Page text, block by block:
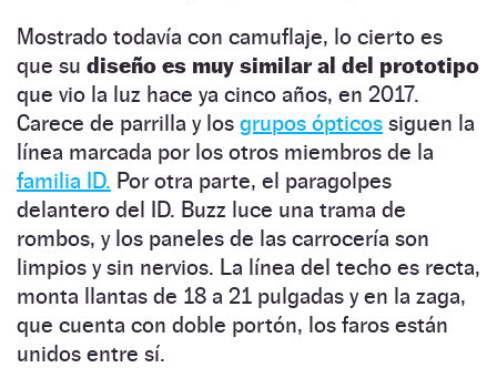
Mostrado todavía con camuflaje, lo cierto es
que su diseño es muy similar al del prototipo
que vio la luz hace ya cinco años, en 2017.
Carece de parrilla y los grupos ópticos siguen la
línea marcada por los otros miembros de la
familia ID. Por otra parte, el paragolpes
delantero del ID. Buzz luce una trama de
rombos, y los paneles de las carrocería son
limpios y sin nervios. La línea del techo es recta,
monta llantas de 18 a 21 pulgadas y en la zaga,
que cuenta con doble portón, los faros están
unidos entre sí.